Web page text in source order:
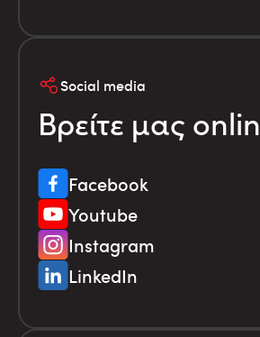
Social media
Βρείτε μας
Facebook
Youtube
Instagram
LinkedIn